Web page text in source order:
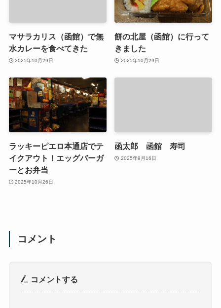
マサラカリス（函館）で無
水カレーを食べてきた
2025年10月29日
餅の北屋（函館）に行って
きました
2025年10月29日
ラッキーピエロ本通店でテ
イクアウト！エッグバーガ
ーとお弁当
2025年10月26日
函太郎 函館 寿司
2025年9月16日
コメント
コメントする